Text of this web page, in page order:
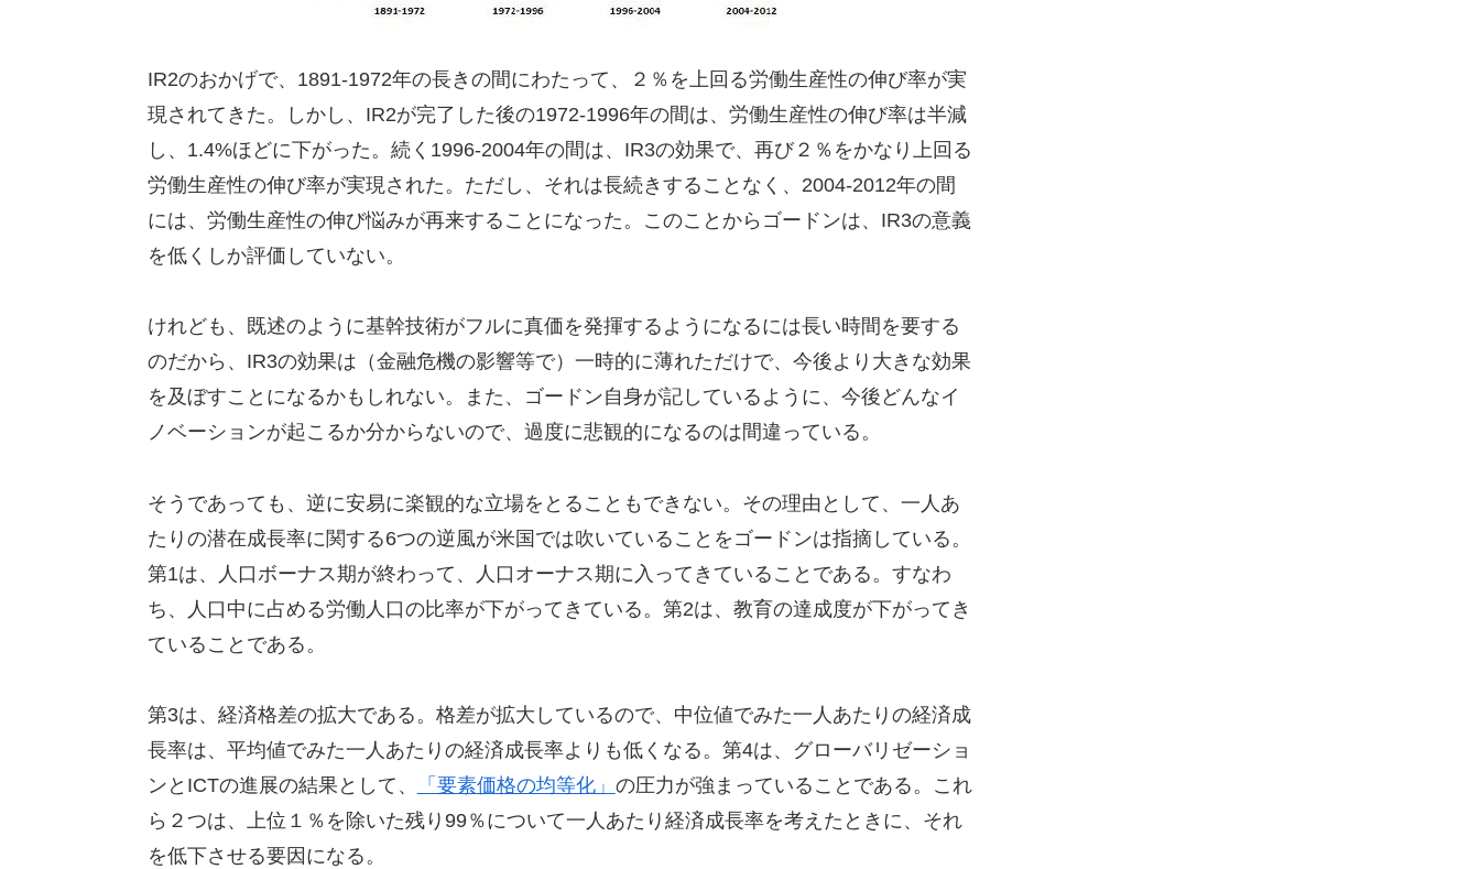
IR2のおかげで、1891-1972年の長きの間にわたって、２％を上回る労働生産性の伸び率が実
現されてきた。しかし、IR2が完了した後の1972-1996年の間は、労働生産性の伸び率は半減
し、1.4%ほどに下がった。続く1996-2004年の間は、IR3の効果で、再び２％をかなり上回る
労働生産性の伸び率が実現された。ただし、それは長続きすることなく、2004-2012年の間
には、労働生産性の伸び悩みが再来することになった。このことからゴードンは、IR3の意義
を低くしか評価していない。
けれども、既述のように基幹技術がフルに真価を発揮するようになるには長い時間を要する
のだから、IR3の効果は（金融危機の影響等で）一時的に薄れただけで、今後より大きな効果
を及ぼすことになるかもしれない。また、ゴードン自身が記しているように、今後どんなイ
ノベーションが起こるか分からないので、過度に悲観的になるのは間違っている。
そうであっても、逆に安易に楽観的な立場をとることもできない。その理由として、一人あ
たりの潜在成長率に関する6つの逆風が米国では吹いていることをゴードンは指摘している。
第1は、人口ボーナス期が終わって、人口オーナス期に入ってきていることである。すなわ
ち、人口中に占める労働人口の比率が下がってきている。第2は、教育の達成度が下がってき
ていることである。
第3は、経済格差の拡大である。格差が拡大しているので、中位値でみた一人あたりの経済成
長率は、平均値でみた一人あたりの経済成長率よりも低くなる。第4は、グローバリゼーショ
ンとICTの進展の結果として、
「要素価格の均等化」 の圧力が強まっていることである。これ
ら２つは、上位１％を除いた残り99％について一人あたり経済成長率を考えたときに、それ
を低下させる要因になる。